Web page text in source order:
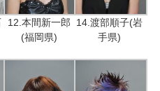
12.本間新一郎
(福岡県)
14.渡部順子(岩
手県)